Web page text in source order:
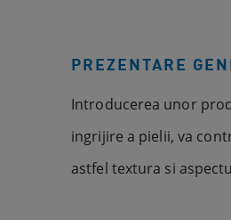
PREZENTARE
Introducerea unor
ingrijire a pielii, va
astfel textura si